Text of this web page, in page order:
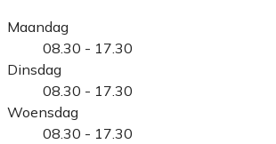
Maandag
08.30 - 17.30
Dinsdag
08.30 - 17.30
Woensdag
08.30 - 17.30